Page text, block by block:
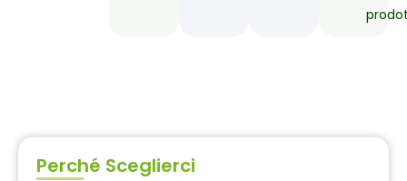
Perché Sceglierci